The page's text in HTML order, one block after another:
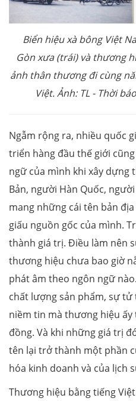
Biển hiệu xà bông Việt
Gòn xưa (trái) và thương
ảnh thân thương đi cùng
Việt. Ảnh: TL - Thời
Ngẫm rộng ra, nhiều quốc
triển hàng đầu thế giới
ngữ của mình khi xây dựng
Bản, người Hàn Quốc,
mang những cái tên bản
giấu nguồn gốc của mình.
thành giá trị. Điều làm nên
thương hiệu chưa bao giờ
phát âm theo ngôn ngữ
chất lượng sản phẩm, sự
niềm tin mà thương hiệu
đồng. Và khi những giá trị
tên lại trở thành một phần
hóa kinh doanh và của lịch
Thương hiệu bằng tiếng